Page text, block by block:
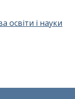
освіти і науки